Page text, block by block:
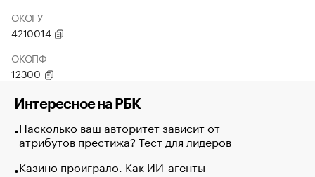
ОКОГУ
4210014
ОКОПФ
12300
Интересное на РБК
Насколько ваш авторитет зависит от
атрибутов престижа? Тест для лидеров
Казино проиграло. Как ИИ-агенты